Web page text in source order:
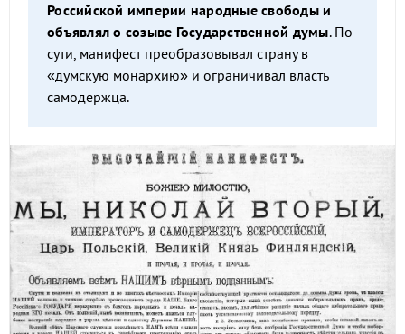
Российской империи народные свободы и
объявлял о созыве Государственной думы. По
сути, манифест преобразовывал страну в
«думскую монархию» и ограничивал власть
самодержца.